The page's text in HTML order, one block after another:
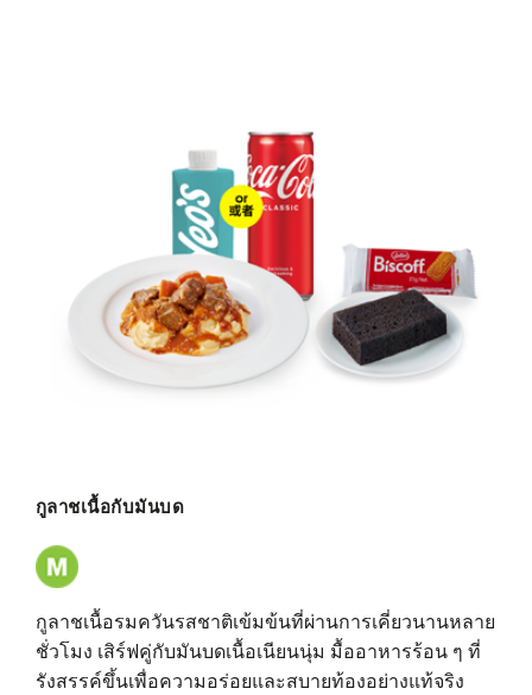
กูลาชเนื้อกับมันบด
กูลาชเนื้อรมควันรสชาติเข้มข้นที่ผ่านการเคี่ยวนานหลาย
ชั่วโมง เสิร์ฟคู่กับมันบดเนื้อเนียนนุ่ม มื้ออาหารร้อน ๆ ที่
รังสรรค์ขึ้นเพื่อความอร่อยและสบายท้องอย่างแท้จริง